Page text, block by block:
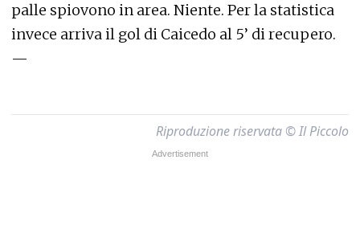
palle spiovono in area. Niente. Per la statistica
invece arriva il gol di Caicedo al 5’ di recupero.
—
Riproduzione riservata © Il Piccolo